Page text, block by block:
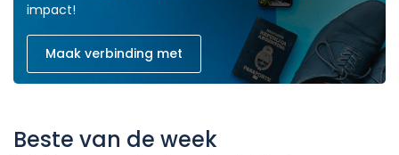
impact!
Maak verbinding met
Beste van de week